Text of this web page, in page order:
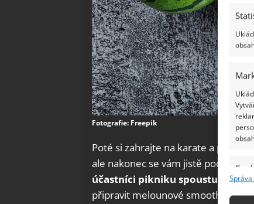
Fotografie: Freepik
Poté si zahrajte na karate a
ale nakonec se vám jistě podaří
účastníci pikniku spoustu
připravit melounové smoothie bez